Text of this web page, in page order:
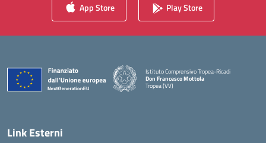
App Store Play Store
Istituto Comprensivo Tropea-Ricadi
Don Francesco Mottola
Tropea (VV)
— Visita la pagina iniziale della scuola
Link Esterni